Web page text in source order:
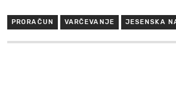
PRORAČUN VARČEVANJE JESENSKA